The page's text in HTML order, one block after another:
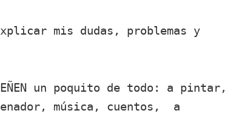
mis dudas, problemas y
un poquito de todo: a pintar,
música, cuentos, a